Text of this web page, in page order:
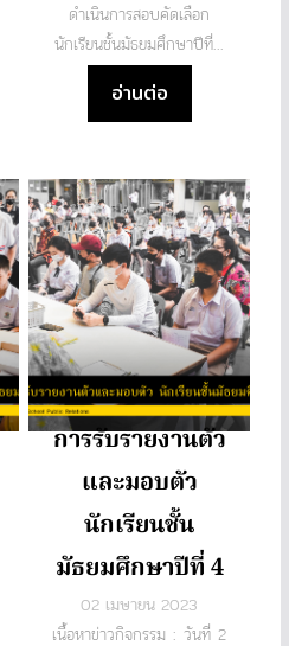
ดำเนินการสอบคัดเลือก
นักเรียนชั้นมัธยมศึกษาปีที่...
อ่านต่อ
การรับรายงานตัว
และมอบตัว
นักเรียนชั้น
มัธยมศึกษาปีที่ 4
02 เมษายน 2023
เนื้อหาข่าวกิจกรรม : วันที่ 2